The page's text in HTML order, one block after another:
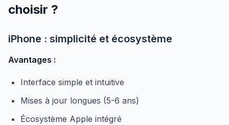
choisir ?
iPhone : simplicité et écosystème
Avantages :
Interface simple et intuitive
Mises à jour longues (5-6 ans)
Écosystème Apple intégré